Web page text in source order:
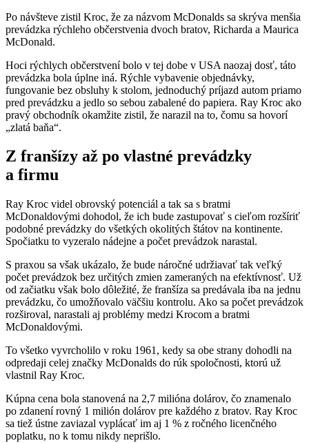
Po návšteve zistil Kroc, že za názvom McDonalds sa skrýva menšia
prevádzka rýchleho občerstvenia dvoch bratov, Richarda a Maurica
McDonald.
Hoci rýchlych občerstvení bolo v tej dobe v USA naozaj dosť, táto
prevádzka bola úplne iná. Rýchle vybavenie objednávky,
fungovanie bez obsluhy k stolom, jednoduchý príjazd autom priamo
pred prevádzku a jedlo so sebou zabalené do papiera. Ray Kroc ako
pravý obchodník okamžite zistil, že narazil na to, čomu sa hovorí
„zlatá baňa“.
Z franšízy až po vlastné prevádzky
a firmu
Ray Kroc videl obrovský potenciál a tak sa s bratmi
McDonaldovými dohodol, že ich bude zastupovať s cieľom rozšíriť
podobné prevádzky do všetkých okolitých štátov na kontinente.
Spočiatku to vyzeralo nádejne a počet prevádzok narastal.
S praxou sa však ukázalo, že bude náročné udržiavať tak veľký
počet prevádzok bez určitých zmien zameraných na efektívnosť. Už
od začiatku však bolo dôležité, že franšíza sa predávala iba na jednu
prevádzku, čo umožňovalo väčšiu kontrolu. Ako sa počet prevádzok
rozširoval, narastali aj problémy medzi Krocom a bratmi
McDonaldovými.
To všetko vyvrcholilo v roku 1961, kedy sa obe strany dohodli na
odpredaji celej značky McDonalds do rúk spoločnosti, ktorú už
vlastnil Ray Kroc.
Kúpna cena bola stanovená na 2,7 milióna dolárov, čo znamenalo
po zdanení rovný 1 milión dolárov pre každého z bratov. Ray Kroc
sa tiež ústne zaviazal vyplácať im aj 1 % z ročného licenčného
poplatku, no k tomu nikdy neprišlo.